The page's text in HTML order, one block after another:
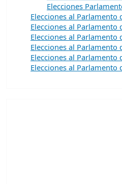
Elecciones
Elecciones al Parlamento
Elecciones al Parlamento
Elecciones al Parlamento
Elecciones al Parlamento
Elecciones al Parlamento
Elecciones al Parlamento